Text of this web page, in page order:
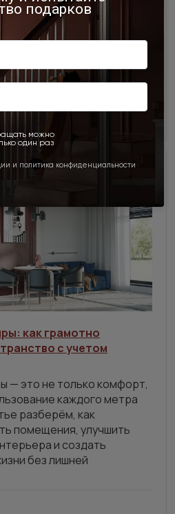
ванной и туалета —
экономии пространства и
В статье разобраны
требования к
эксплуатации во
как грамотно
с учетом
— это не только комфорт,
каждого метра
разберём, как
помещения, улучшить
и создать
без лишней